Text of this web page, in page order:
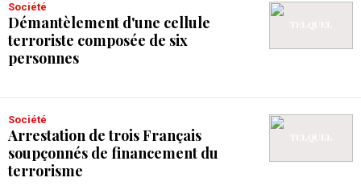
Société
Démantèlement d'une cellule
terroriste composée de six
personnes
Société
Arrestation de trois Français
soupçonnés de financement du
terrorisme